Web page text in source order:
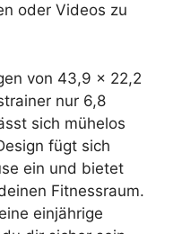
oder Videos zu
von 43,9 x 22,2
nur 6,8
sich mühelos
fügt sich
ein und bietet
Fitnessraum.
einjährige